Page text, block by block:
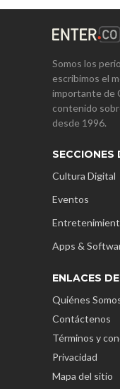
Somos los
escribimos el
importante de
contenido
desde 1996.
SECCIONES
Cultura Digital
Eventos
Apps &
ENLACES
Quiénes
Contáctenos
Términos y
Privacidad
Mapa del sitio